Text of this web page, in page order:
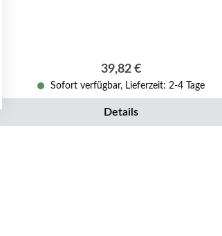
Regulärer Preis:
39,82 €
Sofort verfügbar, Lieferzeit: 2-4 Tage
Details